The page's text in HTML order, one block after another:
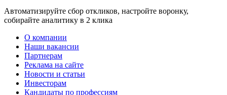
Автоматизируйте сбор откликов, настройте воронку,
собирайте аналитику в 2 клика
О компании
Наши вакансии
Партнерам
Реклама на сайте
Новости и статьи
Инвесторам
Кандидаты по профессиям